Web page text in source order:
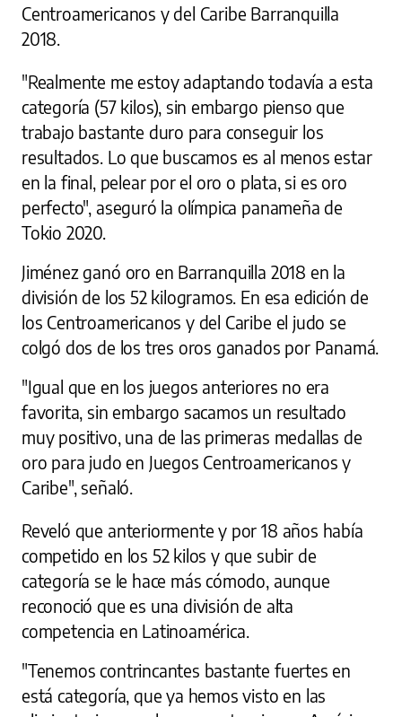
Centroamericanos y del Caribe Barranquilla
2018.
"Realmente me estoy adaptando todavía a esta
categoría (57 kilos), sin embargo pienso que
trabajo bastante duro para conseguir los
resultados. Lo que buscamos es al menos estar
en la final, pelear por el oro o plata, si es oro
perfecto", aseguró la olímpica panameña de
Tokio 2020.
Jiménez ganó oro en Barranquilla 2018 en la
división de los 52 kilogramos. En esa edición de
los Centroamericanos y del Caribe el judo se
colgó dos de los tres oros ganados por Panamá.
"Igual que en los juegos anteriores no era
favorita, sin embargo sacamos un resultado
muy positivo, una de las primeras medallas de
oro para judo en Juegos Centroamericanos y
Caribe", señaló.
Reveló que anteriormente y por 18 años había
competido en los 52 kilos y que subir de
categoría se le hace más cómodo, aunque
reconoció que es una división de alta
competencia en Latinoamérica.
"Tenemos contrincantes bastante fuertes en
está categoría, que ya hemos visto en las